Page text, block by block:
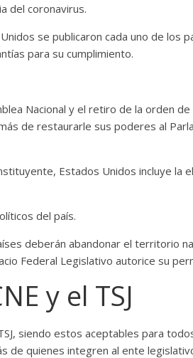
del coronavirus.
se publicaron cada uno de los
para su cumplimiento.
Nacional y el retiro de la orden
de restaurarle sus poderes al
Estados Unidos incluye la
del país.
deberán abandonar el territorio
Federal Legislativo autorice su
y el TSJ
siendo estos aceptables para
de quienes integren al ente